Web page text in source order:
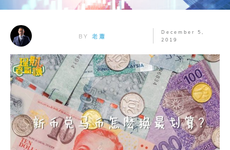
BY 老蕭
December 5,
2019